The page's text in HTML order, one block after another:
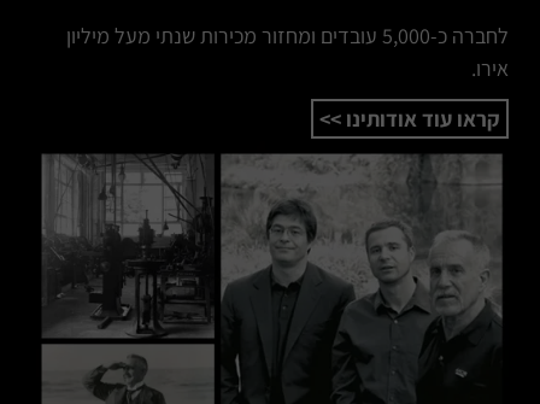
לחברה כ-5,000 עובדים ומחזור מכירות שנתי מעל מיליון
אירו.
קראו עוד אודותינו >>